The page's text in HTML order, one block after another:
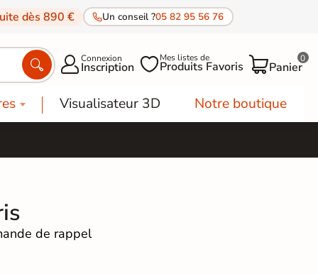
dès 890 € Un conseil ?05 82 95 56 76
 Connexion
Inscription Mes listes de
Produits Favoris Panier
0
Visualisateur 3D Notre boutique
de rappel